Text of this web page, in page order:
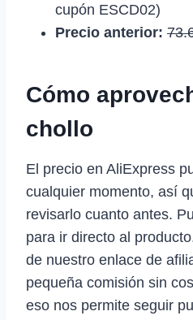
cupón ESCD02)
Precio anterior:
Cómo
chollo
El precio en AliExpress
cualquier momento, así
revisarlo cuanto antes.
para ir directo al
de nuestro enlace de
pequeña comisión sin
eso nos permite seguir